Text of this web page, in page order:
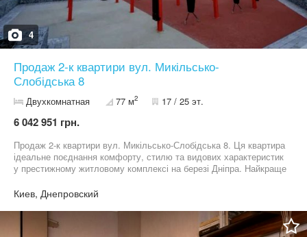
4
Продаж 2-к квартири вул. Микільсько-
Слобідська 8
Двухкомнатная 77 м2 17 / 25 эт.
6 042 951 грн.
Продаж 2-к квартири вул. Микільсько-Слобідська 8. Ця квартира
ідеальне поєднання комфорту, стилю та видових характеристик
у престижному житловому комплексі на березі Дніпра. Найкраще
80
Киев, Днепровский